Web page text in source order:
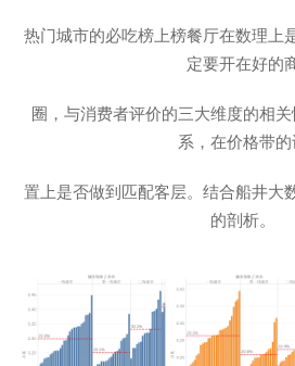
热门城市的必吃榜上榜餐厅在数理上
定要开在好的
圈，与消费者评价的三大维度的相
系，在价格带的
置上是否做到匹配客层。结合船井大
的剖析。